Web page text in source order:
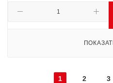
1 2 3